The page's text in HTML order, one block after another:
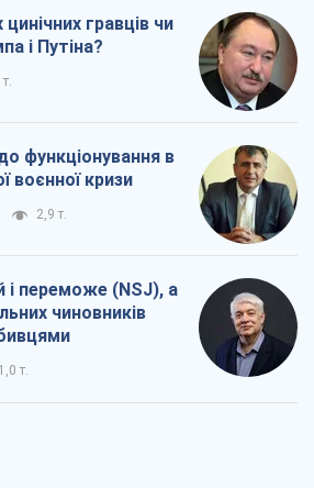
цинічних гравців чи
і Путіна?
функціонування в
воєнної кризи
2,9 т.
і переможе (NSJ), а
чиновників
1,0 т.